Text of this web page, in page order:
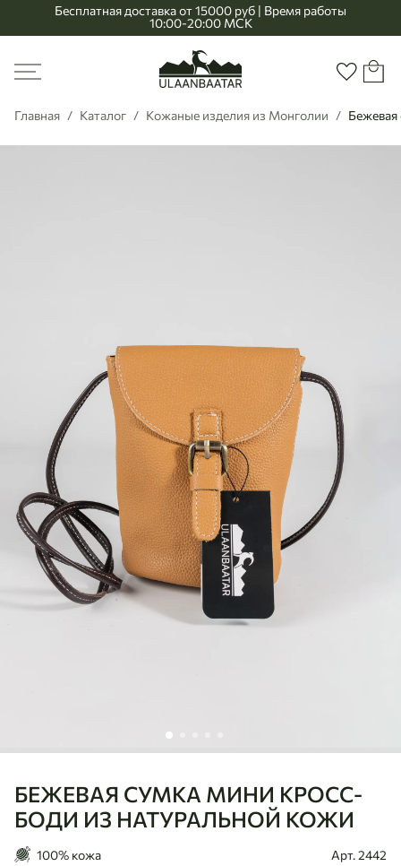
Бесплатная доставка от 15000 руб | Время работы
10:00-20:00 МСК
Меню
Главная
Главная Каталог Кожаные изделия из Монголии Бежевая
БЕЖЕВАЯ СУМКА МИНИ КРОСС-
БОДИ ИЗ НАТУРАЛЬНОЙ КОЖИ
Ulaanbaatar
100% кожа Арт. 2442